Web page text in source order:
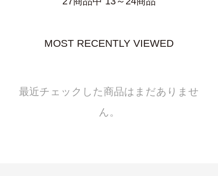
MOST RECENTLY VIEWED
最近チェックした商品はまだありませ
ん。